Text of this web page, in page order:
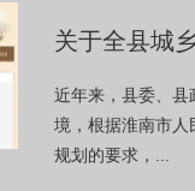
关于全县城
近年来，县委、县
境，根据淮南市人
规划的要求，...